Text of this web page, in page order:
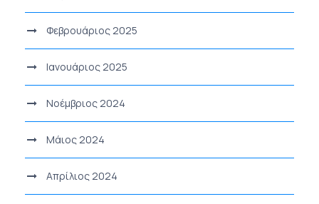
Φεβρουάριος 2025
Ιανουάριος 2025
Νοέμβριος 2024
Μάιος 2024
Απρίλιος 2024